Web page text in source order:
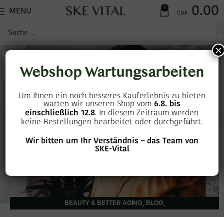
MENU 0
CHF 0.00
AUG.
BEAUTY & BETTER AGING, BLOG,
Webshop Wartungsarbeiten
Um Ihnen ein noch besseres Kauferlebnis zu bieten
warten wir unseren Shop vom 6.8. bis
einschließlich 12.8. In diesem Zeitraum werden
keine Bestellungen bearbeitet oder durchgeführt.
Wir bitten um Ihr Verständnis – das Team von
SKE-Vital
×